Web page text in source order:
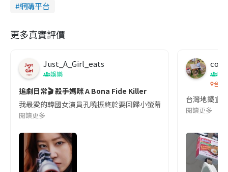
網購平台
更多真實評價
Just_A_Girl_eats
娛樂
追劇日常🎬 殺手媽咪 A Bona Fide Killer
我最愛的韓國女演員孔曉振終於要回歸小螢幕啦!這次的劇本改編
閱讀更多
co
吹
台灣
台灣地鐵宣
閱讀更多